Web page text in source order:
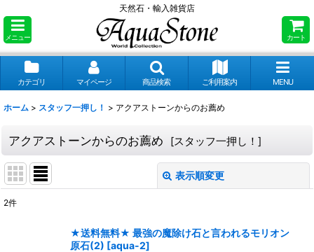
天然石・輸入雑貨店
メニュー カート
カテゴリ マイページ 商品検索 ご利用案内 MENU
ホーム > スタッフ一押し！ > アクアストーンからのお薦め
アクアストーンからのお薦め [スタッフ一押し！ ]
表示順変更
2件
★送料無料★ 最強の魔除け石と言われるモリオン
原石(2) [aqua-2]